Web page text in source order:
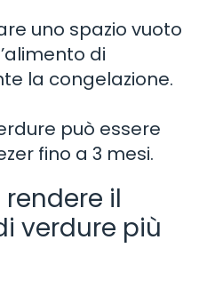
uno spazio vuoto
di
la congelazione.
può essere
fino a 3 mesi.
il
verdure più